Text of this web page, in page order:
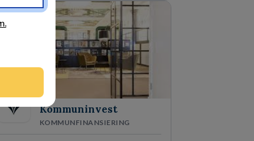
största privata återförsäljaren av Volvo
Lastvagnar och finns representerade på 20
i södra Sverige.
Kommuninvest
KOMMUNFINANSIERING